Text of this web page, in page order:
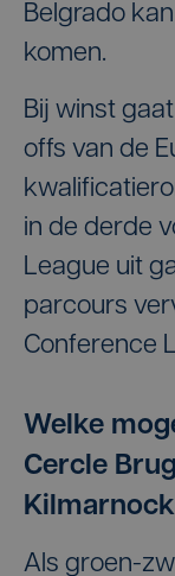
Belgrado
komen.
Bij winst
offs van de
in de derde
League uit
parcours
Conference
Welke
Cercle
Als groen-